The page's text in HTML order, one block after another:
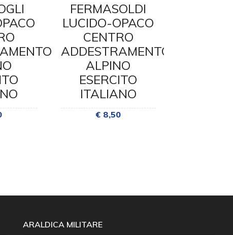
FERMASOLDI
LUCIDO-OPACO
CENTRO
ADDESTRAMENTO
ALPINO
ESERCITO
ITALIANO
€ 8,50
ARALDICA MILITARE